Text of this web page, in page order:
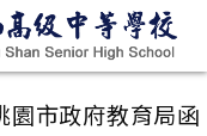
園市政府教育局函